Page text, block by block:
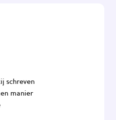
schreven
manier